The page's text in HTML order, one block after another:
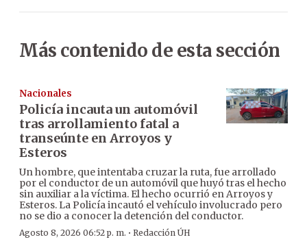
Más contenido de esta sección
Nacionales
Policía incauta un automóvil
tras arrollamiento fatal a
transeúnte en Arroyos y
Esteros
Un hombre, que intentaba cruzar la ruta, fue arrollado
por el conductor de un automóvil que huyó tras el hecho
sin auxiliar a la víctima. El hecho ocurrió en Arroyos y
Esteros. La Policía incautó el vehículo involucrado pero
no se dio a conocer la detención del conductor.
Agosto 8, 2026 06:52 p. m. · Redacción ÚH